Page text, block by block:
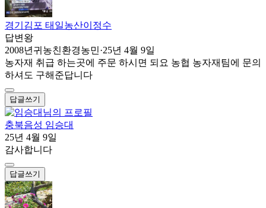
경기김포 태일농산이정수
답변왕
2008년귀농친환경농민·25년 4월 9일
농자재 취급 하는곳에 주문 하시면 되요 농협 농자재팀에 문의
하셔도 구해준답니다
답글쓰기
충북음성 임승대
25년 4월 9일
감사합니다
답글쓰기